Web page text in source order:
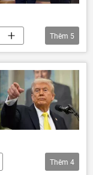
Thêm 5
Thêm 4